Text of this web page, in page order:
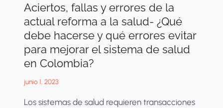
Aciertos, fallas y errores de la
actual reforma a la salud- ¿Qué
debe hacerse y qué errores evitar
para mejorar el sistema de salud
en Colombia?
junio 1, 2023
Los sistemas de salud requieren transacciones